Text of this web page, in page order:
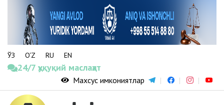
ЎЗ O‘Z RU EN
24/7 ҳуқуқий маслаҳат
Махсус имкониятлар